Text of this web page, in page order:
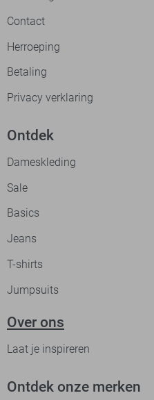
Contact
Herroeping
Betaling
Privacy verklaring
Ontdek
Dameskleding
Sale
Basics
Jeans
T-shirts
Jumpsuits
Over ons
Laat je inspireren
Ontdek onze merken